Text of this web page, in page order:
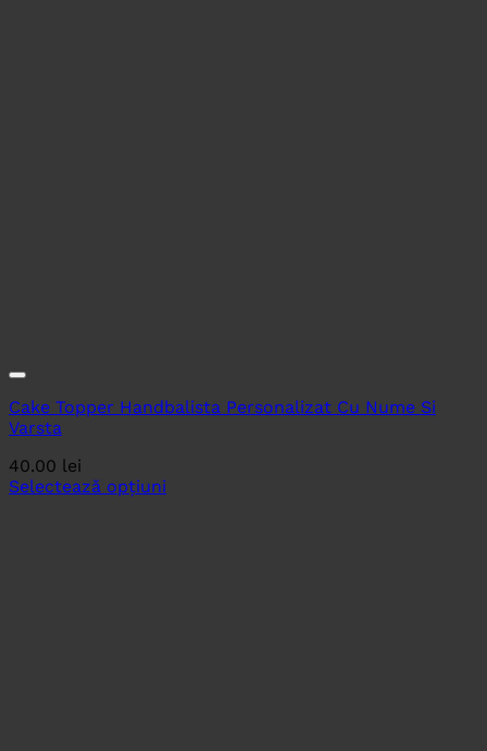
Cake Topper Handbalista Personalizat Cu Nume Si
Varsta
40.00 lei
Selectează opțiuni